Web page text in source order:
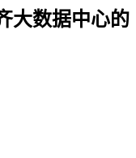
大数据中心的